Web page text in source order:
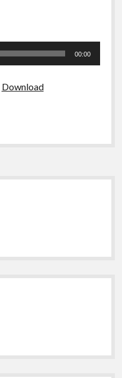
00:00
Download